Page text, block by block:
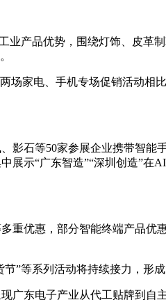
产品优势，围绕灯饰、皮革
家电、手机专场促销活动相
石等50家参展企业携带智能
展示“广东智造”“深圳创造”
优惠，部分智能终端产品优
等系列活动将持续接力，形成
东电子产业从代工贴牌到自